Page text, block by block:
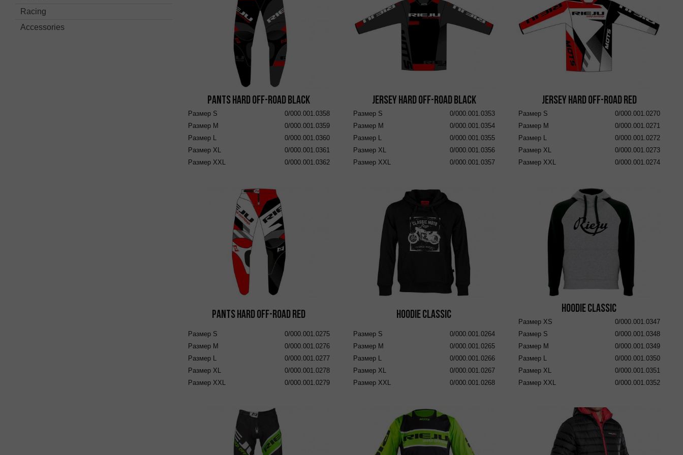
Racing
Accessories
Pants Hard Off-Road Black
Размер S
0/000.001.0358
Размер M
0/000.001.0359
Размер L
0/000.001.0360
Размер XL
0/000.001.0361
Размер XXL 0/000.001.0362
Jersey Hard Off-Road Black
Размер S
0/000.001.0353
Размер M
0/000.001.0354
Размер L
0/000.001.0355
Размер XL
0/000.001.0356
Размер XXL 0/000.001.0357
Jersey Hard Off-Road Red
Размер S
0/000.001.0270
Размер M
0/000.001.0271
Размер L
0/000.001.0272
Размер XL
0/000.001.0273
Размер XXL 0/000.001.0274
Pants Hard Off-Road Red
Размер S
0/000.001.0275
Размер M
0/000.001.0276
Размер
0/000.001.0277
Размер XL
0/000.001.0278
Размер XXL 0/000.001.0279
Hoodie Classic
Размер S
0/000.001.0264
Размер M
0/000.001.0265
Размер
0/000.001.0266
Размер XL
0/000.001.0267
Размер XXL 0/000.001.0268
Hoodie Classic
Размер XS
0/000.001.0347
Размер S
0/000.001.0348
Размер M
0/000.001.0349
Размер
0/000.001.0350
Размер XL
0/000.001.0351
Размер XXL 0/000.001.0352